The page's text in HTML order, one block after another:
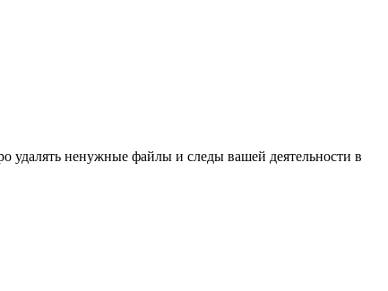
удалять ненужные файлы и следы вашей деятельности в